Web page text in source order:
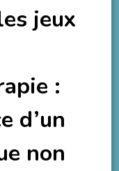
jeux
:
d’un
non